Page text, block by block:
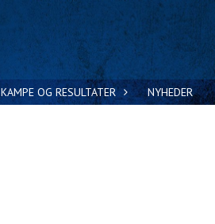
KAMPE OG RESULTATER NYHEDER